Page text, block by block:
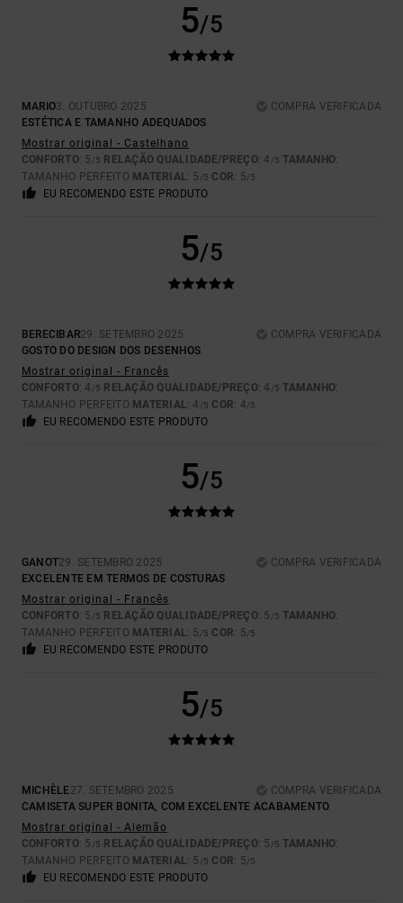
5/5
MARIO3. OUTUBRO 2025
COMPRA VERIFICADA
ESTÉTICA E TAMANHO ADEQUADOS
Mostrar original - Castelhano
CONFORTO: 5 /5 RELAÇÃO QUALIDADE/PREÇO: 4 /5 TAMANHO:
TAMANHO PERFEITO MATERIAL: 5 /5 COR: 5/5
EU RECOMENDO ESTE PRODUTO
5/5
BERECIBAR29. SETEMBRO 2025
COMPRA VERIFICADA
GOSTO DO DESIGN DOS DESENHOS
Mostrar original - Francês
CONFORTO: 4 /5 RELAÇÃO QUALIDADE/PREÇO: 4 /5 TAMANHO:
TAMANHO PERFEITO MATERIAL: 4 /5 COR: 4/5
EU RECOMENDO ESTE PRODUTO
5/5
GANOT29. SETEMBRO 2025
COMPRA VERIFICADA
EXCELENTE EM TERMOS DE COSTURAS
Mostrar original - Francês
CONFORTO: 5 /5 RELAÇÃO QUALIDADE/PREÇO: 5 /5 TAMANHO:
TAMANHO PERFEITO MATERIAL: 5 /5 COR: 5/5
EU RECOMENDO ESTE PRODUTO
5/5
MICHÈLE27. SETEMBRO 2025
COMPRA VERIFICADA
CAMISETA SUPER BONITA, COM EXCELENTE ACABAMENTO
Mostrar original - Alemão
CONFORTO: 5 /5 RELAÇÃO QUALIDADE/PREÇO: 5 /5 TAMANHO:
TAMANHO PERFEITO MATERIAL: 5 /5 COR: 5/5
EU RECOMENDO ESTE PRODUTO